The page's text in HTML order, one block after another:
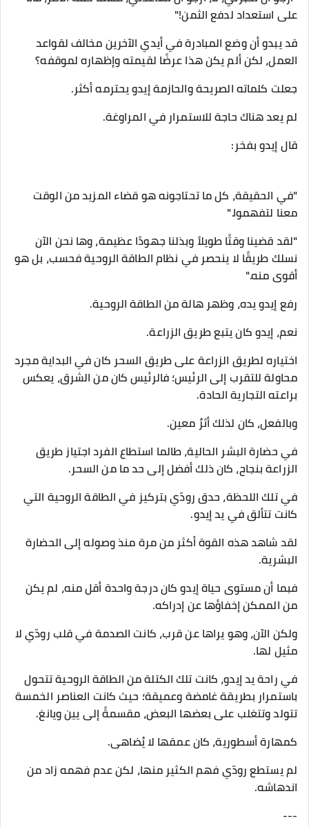
على استعداد لدفع الثمن!"
قد يبدو أن وضع المبادرة في أيدي الآخرين مخالف لقواعد
العمل، لكن ألم يكن هذا عرضًا لقيمته وإظهاره لموقفه؟
جعلت كلماته الصريحة والحازمة إيدو يحترمه أكثر.
لم يعد هناك حاجة للاستمرار في المراوغة.
قال إيدو بفخر:
"في الحقيقة، كل ما تحتاجونه هو قضاء المزيد من الوقت
معنا لتفهموا."
"لقد قضينا وقتًا طويلاً وبذلنا جهودًا عظيمة، وها نحن الآن
نسلك طريقًا لا ينحصر في نظام الطاقة الروحية فحسب، بل هو
أقوى منه."
رفع إيدو يده، وظهر هالة من الطاقة الروحية.
نعم، إيدو كان يتبع طريق الزراعة.
اختياره لطريق الزراعة على طريق السحر كان في البداية مجرد
محاولة للتقرب إلى الرئيس؛ فالرئيس كان من الشرق، يعكس
براعته التجارية الحادة.
وبالفعل، كان لذلك أثرٌ معين.
في حضارة البشر الحالية، طالما استطاع الفرد اجتياز طريق
الزراعة بنجاح، كان ذلك أفضل إلى حد ما من السحر.
في تلك اللحظة، حدق رودّي بتركيز في الطاقة الروحية التي
كانت تتألق في يد إيدو.
لقد شاهد هذه القوة أكثر من مرة منذ وصوله إلى الحضارة
البشرية.
فبما أن مستوى حياة إيدو كان درجة واحدة أقل منه، لم يكن
من الممكن إخفاؤها عن إدراكه.
ولكن الآن، وهو يراها عن قرب، كانت الصدمة في قلب رودّي لا
مثيل لها.
في راحة يد إيدو، كانت تلك الكتلة من الطاقة الروحية تتحول
باستمرار بطريقة غامضة وعميقة؛ حيث كانت العناصر الخمسة
تتولد وتتغلب على بعضها البعض، مقسمةً إلى يين ويانغ.
كمهارة أسطورية، كان عمقها لا يُضاهى.
لم يستطع رودّي فهم الكثير منها، لكن عدم فهمه زاد من
اندهاشه.
---